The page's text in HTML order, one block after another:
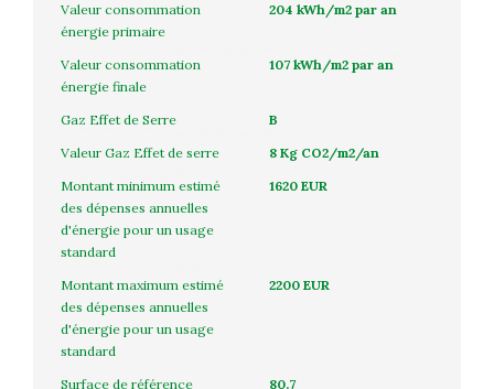
Valeur consommation
énergie primaire
204 kWh/m2 par an
Valeur consommation
énergie finale
107 kWh/m2 par an
Gaz Effet de Serre
B
Valeur Gaz Effet de serre
8 Kg CO2/m2/an
Montant minimum estimé
des dépenses annuelles
d'énergie pour un usage
standard
1620 EUR
Montant maximum estimé
des dépenses annuelles
d'énergie pour un usage
standard
2200 EUR
Surface de référence 80.7